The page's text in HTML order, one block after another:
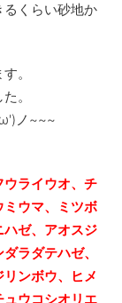
くらい砂地か
。
。
ノ~~~
ライウオ、チ
ミウマ、ミツボ
ゼ、アオスジ
ラダテハゼ、
ンボウ、ヒメ
ウコシオリエ